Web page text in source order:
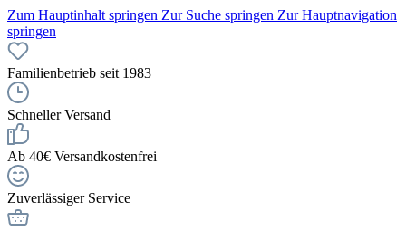
Zum Hauptinhalt springen Zur Suche springen Zur Hauptnavigation
springen
Familienbetrieb seit 1983
Schneller Versand
Ab 40€ Versandkostenfrei
Zuverlässiger Service